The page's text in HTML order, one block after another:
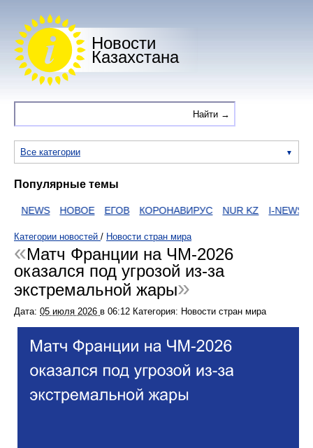
Новости
Казахстана
Все категории
Популярные темы
NEWS НОВОЕ ЕГОВ КОРОНАВИРУС NUR KZ I-NEWS KZ
Категории новостей / Новости стран мира
Матч Франции на ЧМ-2026
оказался под угрозой из-за
экстремальной жары
Дата: 05 июля 2026 в 06:12 Категория: Новости стран мира